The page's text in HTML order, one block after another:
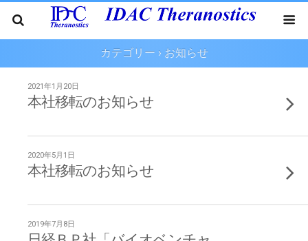
カテゴリー › お知らせ
2021年1月20日
本社移転のお知らせ
2020年5月1日
本社移転のお知らせ
2019年7月8日